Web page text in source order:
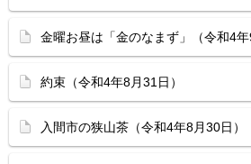
金曜お昼は「金のなまず」（令和4年
約束（令和4年8月31日）
入間市の狭山茶（令和4年8月30日）